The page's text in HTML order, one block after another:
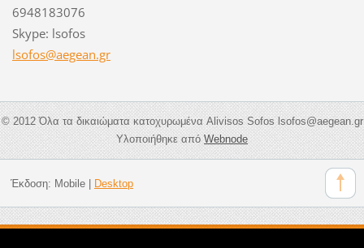
6948183076
Skype: lsofos
lsofos@aegean.gr
© 2012 Όλα τα δικαιώματα κατοχυρωμένα Alivisos Sofos lsofos@aegean.gr
Υλοποιήθηκε απόWebnode
Έκδοση: Mobile| Desktop